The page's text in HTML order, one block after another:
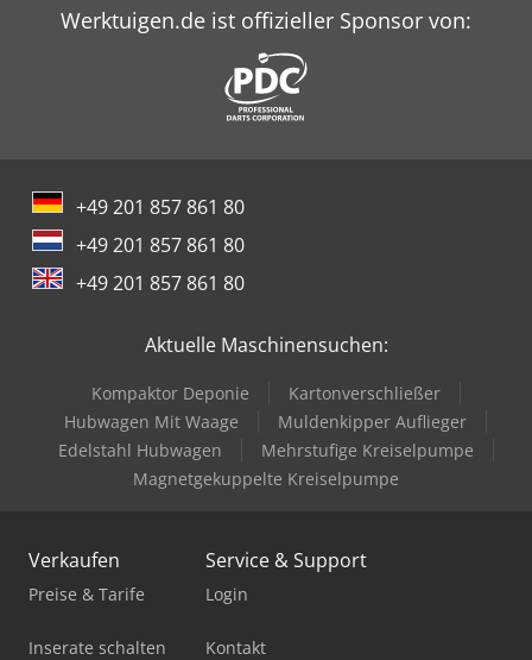
Werktuigen.de ist offizieller Sponsor von:
+49 201 857 861 80
+49 201 857 861 80
+49 201 857 861 80
Aktuelle Maschinensuchen:
Kompaktor Deponie
Kartonverschließer
Hubwagen Mit Waage
Muldenkipper Auflieger
Edelstahl Hubwagen
Mehrstufige Kreiselpumpe
Magnetgekuppelte Kreiselpumpe
Verkaufen
Preise & Tarife
Inserate schalten
Service & Support
Login
Kontakt